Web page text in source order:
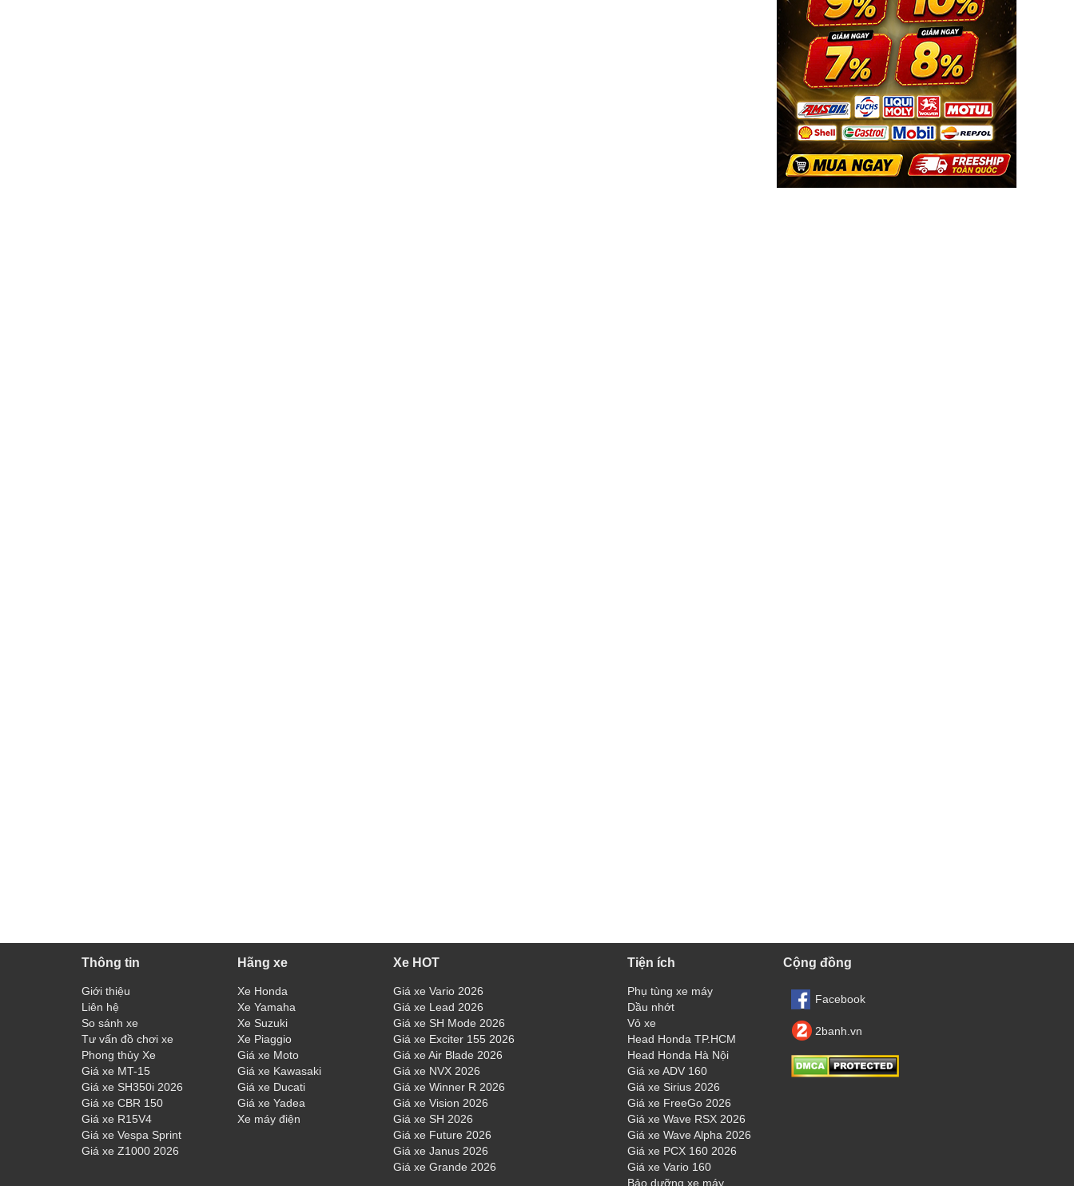
Thông tin
Giới thiệu
Liên hệ
So sánh xe
Tư vấn đồ chơi xe
Phong thủy Xe
Giá xe MT-15
Giá xe SH350i 2026
Giá xe CBR 150
Giá xe R15V4
Giá xe Vespa Sprint
Giá xe Z1000 2026
Hãng xe
Xe Honda
Xe Yamaha
Xe Suzuki
Xe Piaggio
Giá xe Moto
Giá xe Kawasaki
Giá xe Ducati
Giá xe Yadea
Xe máy điện
Xe HOT
Giá xe Vario 2026
Giá xe Lead 2026
Giá xe SH Mode 2026
Giá xe Exciter 155 2026
Giá xe Air Blade 2026
Giá xe NVX 2026
Giá xe Winner R 2026
Giá xe Vision 2026
Giá xe SH 2026
Giá xe Future 2026
Giá xe Janus 2026
Giá xe Grande 2026
Tiện ích
Phụ tùng xe máy
Dầu nhớt
Vỏ xe
Head Honda TP.HCM
Head Honda Hà Nội
Giá xe ADV 160
Giá xe Sirius 2026
Giá xe FreeGo 2026
Giá xe Wave RSX 2026
Giá xe Wave Alpha 2026
Giá xe PCX 160 2026
Giá xe Vario 160
Bảo dưỡng xe máy
Cộng đồng
Facebook
2banh.vn